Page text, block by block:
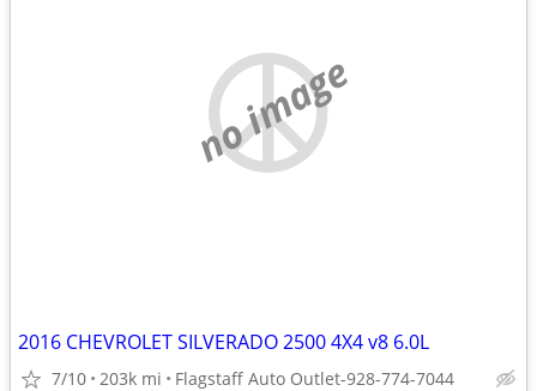
no image
2016 CHEVROLET SILVERADO 2500 4X4 v8 6.0L
7/10 203k mi Flagstaff Auto Outlet-928-774-7044